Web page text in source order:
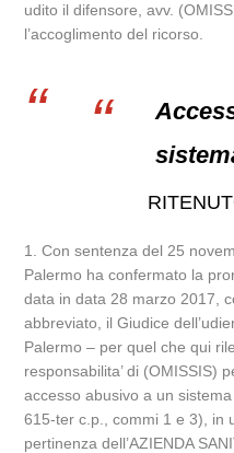
udito il difensore, avv.
l’accoglimento del ricorso.
1. Con sentenza del 25
Palermo ha confermato la
data in data 28 marzo 2017,
abbreviato, il Giudice
Palermo – per quel che qui
responsabilita’ di (OMISSIS)
accesso abusivo a un
615-ter c.p., commi 1 e 3), in
pertinenza dell’AZIENDA